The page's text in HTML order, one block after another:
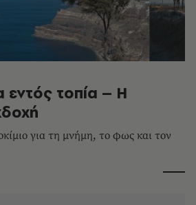
εντός τοπία – Η
για τη μνήμη, το φως και τον